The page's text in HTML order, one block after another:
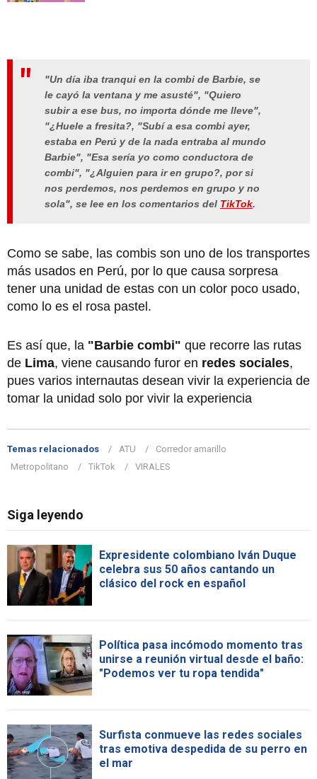
"Un día iba tranqui en la combi de Barbie, se
le cayó la ventana y me asusté", "Quiero
subir a ese bus, no importa dónde me lleve",
"¿Huele a fresita?, "Subí a esa combi ayer,
estaba en Perú y de la nada entraba al mundo
Barbie", "Esa sería yo como conductora de
combi", "¿Alguien para ir en grupo?, por si
nos perdemos, nos perdemos en grupo y no
sola", se lee en los comentarios del TikTok.
Como se sabe, las combis son uno de los transportes
más usados en Perú, por lo que causa sorpresa
tener una unidad de estas con un color poco usado,
como lo es el rosa pastel.
Es así que, la "Barbie combi" que recorre las rutas
de Lima, viene causando furor en redes sociales,
pues varios internautas desean vivir la experiencia de
tomar la unidad solo por vivir la experiencia
Temas relacionados ATU
Corredor amarillo
Metropolitano
TikTok VIRALES
Siga leyendo
Expresidente colombiano Iván Duque
celebra sus 50 años cantando un
clásico del rock en español
Política pasa incómodo momento tras
unirse a reunión virtual desde el baño:
"Podemos ver tu ropa tendida"
Surfista conmueve las redes sociales
tras emotiva despedida de su perro en
el mar